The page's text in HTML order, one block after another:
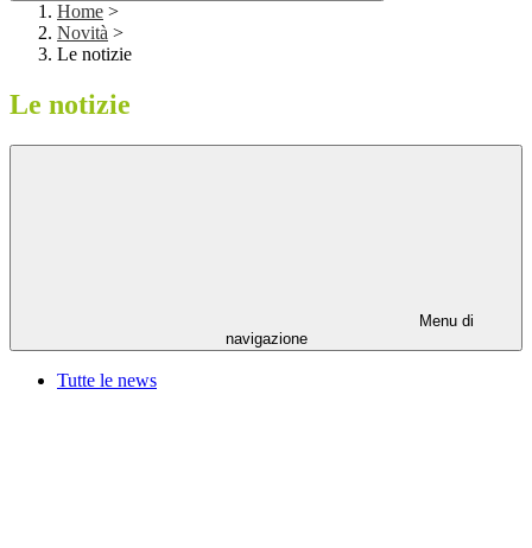
Home >
Novità >
Le notizie
Le notizie
Menu di
navigazione
Tutte le news